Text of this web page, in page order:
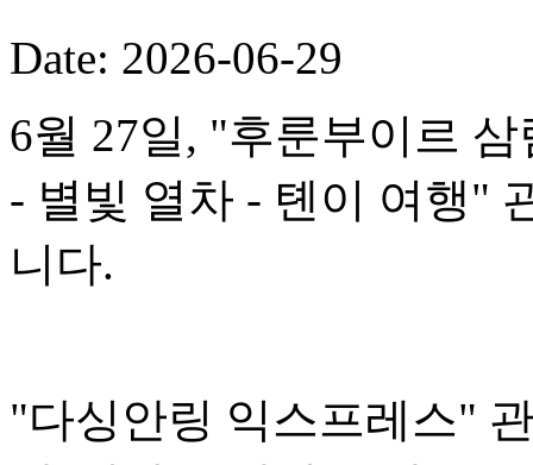
Date: 2026-06-29
6월 27일, "후룬부이르
- 별빛 열차 - 톈이 여행"
니다.
"다싱안링 익스프레스"